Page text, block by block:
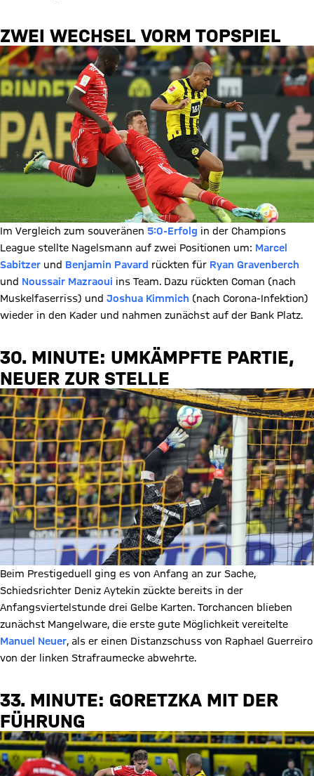
ZWEI WECHSEL VORM TOPSPIEL
Im Vergleich zum souveränen 5:0-Erfolg in der Champions
League stellte Nagelsmann auf zwei Positionen um: Marcel
Sabitzer und Benjamin Pavard rückten für Ryan Gravenberch
und Noussair Mazraoui ins Team. Dazu rückten Coman (nach
Muskelfaserriss) und Joshua Kimmich (nach Corona-Infektion)
wieder in den Kader und nahmen zunächst auf der Bank Platz.
30. MINUTE: UMKÄMPFTE PARTIE,
NEUER ZUR STELLE
Beim Prestigeduell ging es von Anfang an zur Sache,
Schiedsrichter Deniz Aytekin zückte bereits in der
Anfangsviertelstunde drei Gelbe Karten. Torchancen blieben
zunächst Mangelware, die erste gute Möglichkeit vereitelte
Manuel Neuer, als er einen Distanzschuss von Raphael Guerreiro
von der linken Strafraumecke abwehrte.
33. MINUTE: GORETZKA MIT DER
FÜHRUNG